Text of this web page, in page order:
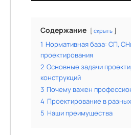
Содержание скрыть
1 Нормативная база: СП,
проектирования
2 Основные задачи
конструкций
3 Почему важен
4 Проектирование в
5 Наши преимущества